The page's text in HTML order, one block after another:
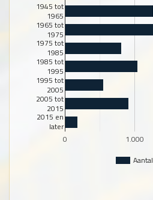
Aantal
0 1.000
1945 tot
1965
1965 tot
1975
1975 tot
1985
1985 tot
1995
1995 tot
2005
2005 tot
2015
2015 en
later